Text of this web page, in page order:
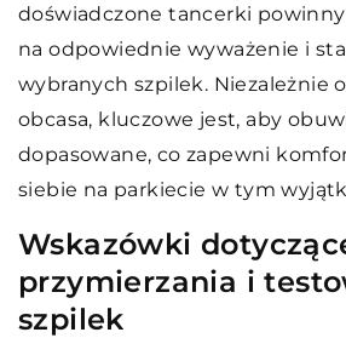
doświadczone tancerki
na odpowiednie wyważenie i
wybranych szpilek. Niezależnie
obcasa, kluczowe jest, aby
dopasowane, co zapewni
siebie na parkiecie w tym
Wskazówki
przymierzania i
szpilek